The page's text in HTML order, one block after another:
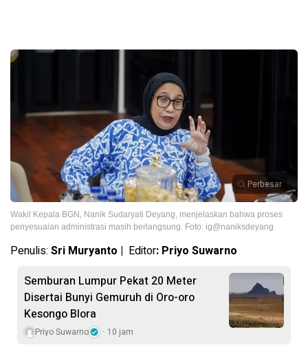
Perbesar
Wakil Kepala BGN, Nanik Sudaryati Deyang, menjelaskan bahwa proses
penyesuaian administrasi masih berlangsung. Foto: ig@naniksdeyang
Penulis: Sri Muryanto | Editor: Priyo Suwarno
Semburan Lumpur Pekat 20 Meter
Disertai Bunyi Gemuruh di Oro-oro
Kesongo Blora
Priyo Suwarno 10 jam